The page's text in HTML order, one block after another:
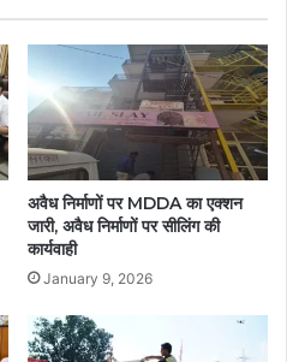
अवैध निर्माणों पर MDDA का एक्शन
जारी, अवैध निर्माणों पर सीलिंग की
कार्यवाही
January 9, 2026